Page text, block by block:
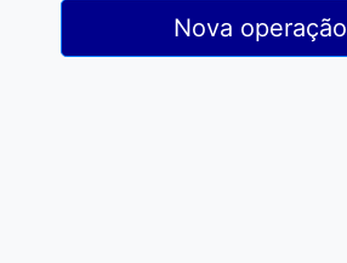
Nova operação